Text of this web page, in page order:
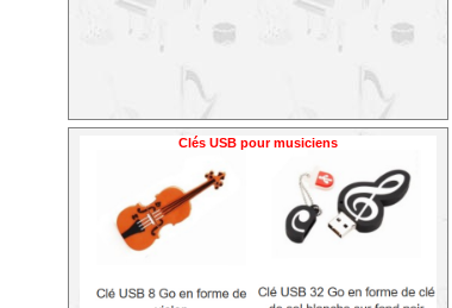
Clés USB pour musiciens